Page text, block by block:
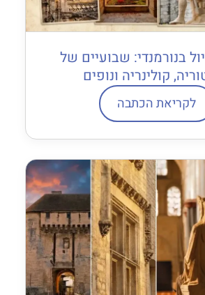
בנורמנדי: שבועיים של
קולינריה ונופים
לקריאת הכתבה